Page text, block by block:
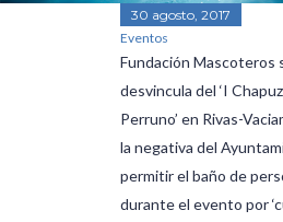
30 agosto, 2017
Eventos
Fundación Mascoteros
desvincula del ‘I
Perruno’ en Rivas-
la negativa del
permitir el baño de
durante el evento por